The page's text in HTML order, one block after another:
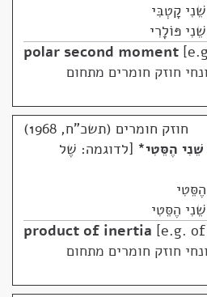
קָטְבִּי
פּוֹלָרִי
polar second moment
חוזק חומרים מתחום
חוזק חומרים (תשכ"ח, 1968)
הֶסֵּטִי* לדוגמה: שֶׁל
הֶסֵּטִי
product of inertia e.g. of
חוזק חומרים מתחום